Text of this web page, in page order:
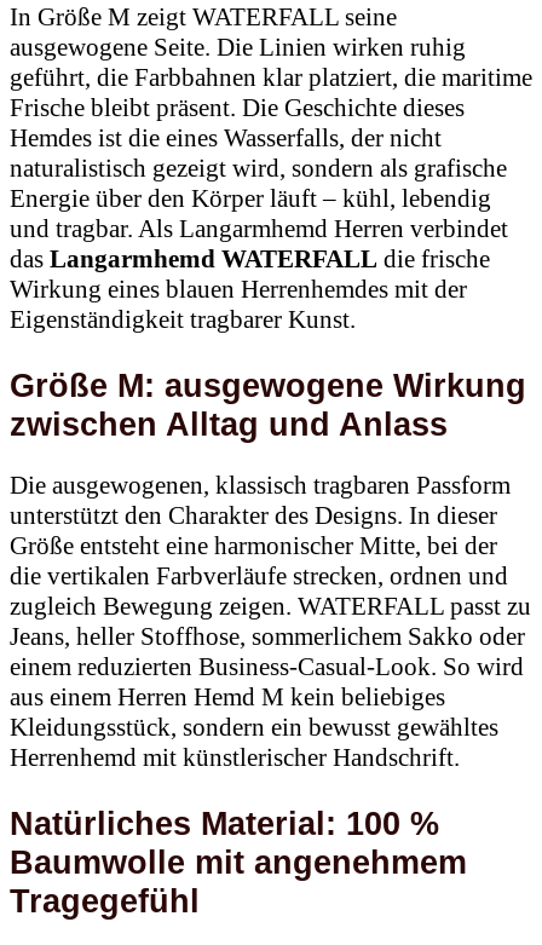
In Größe M zeigt WATERFALL seine
ausgewogene Seite. Die Linien wirken ruhig
geführt, die Farbbahnen klar platziert, die maritime
Frische bleibt präsent. Die Geschichte dieses
Hemdes ist die eines Wasserfalls, der nicht
naturalistisch gezeigt wird, sondern als grafische
Energie über den Körper läuft – kühl, lebendig
und tragbar. Als Langarmhemd Herren verbindet
das Langarmhemd WATERFALL die frische
Wirkung eines blauen Herrenhemdes mit der
Eigenständigkeit tragbarer Kunst.
Größe M: ausgewogene Wirkung
zwischen Alltag und Anlass
Die ausgewogenen, klassisch tragbaren Passform
unterstützt den Charakter des Designs. In dieser
Größe entsteht eine harmonischer Mitte, bei der
die vertikalen Farbverläufe strecken, ordnen und
zugleich Bewegung zeigen. WATERFALL passt zu
Jeans, heller Stoffhose, sommerlichem Sakko oder
einem reduzierten Business-Casual-Look. So wird
aus einem Herren Hemd M kein beliebiges
Kleidungsstück, sondern ein bewusst gewähltes
Herrenhemd mit künstlerischer Handschrift.
Natürliches Material: 100 %
Baumwolle mit angenehmem
Tragegefühl